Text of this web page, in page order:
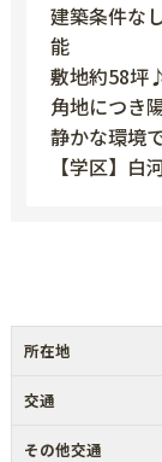
建築条件な
能
敷地約58坪
角地につき
静かな環境
【学区】白
所在地
交通
その他交通